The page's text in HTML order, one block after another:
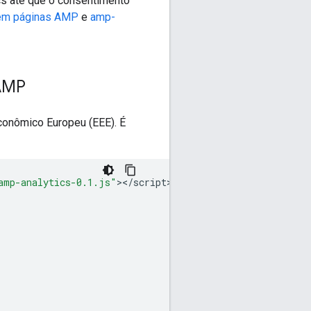
páginas AMP e amp-
Europeu (EEE). É
analytics-0.1.js" ></script